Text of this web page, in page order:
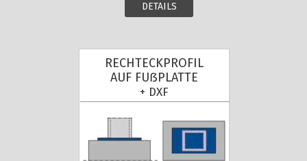
DETAILS
RECHTECKPROFIL
AUF FUẞPLATTE
+ DXF